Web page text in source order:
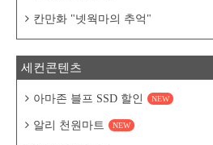
칸만화 "넷웍마의 추억"
세컨콘텐츠
아마존 블프 SSD 할인 NEW
알리 천원마트 NEW